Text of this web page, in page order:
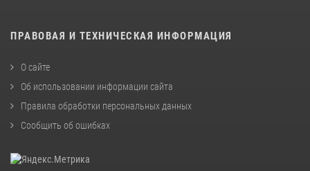
ПРАВОВАЯ И ТЕХНИЧЕСКАЯ ИНФОРМАЦИЯ
О сайте
Об использовании информации сайта
Правила обработки персональных данных
Сообщить об ошибках